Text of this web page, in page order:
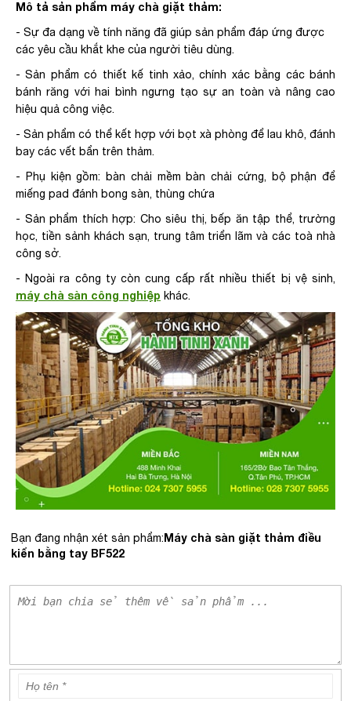
Mô tả sản phẩm máy chà giặt thảm:
- Sự đa dạng về tính năng đã giúp sản phẩm đáp ứng được
các yêu cầu khắt khe của người tiêu dùng.
- Sản phẩm có thiết kế tinh xảo, chính xác bằng các bánh
bánh răng với hai bình ngưng tạo sự an toàn và nâng cao
hiệu quả công việc.
- Sản phẩm có thể kết hợp với bọt xà phòng để lau khô, đánh
bay các vết bẩn trên thảm.
- Phụ kiện gồm: bàn chải mềm bàn chải cứng, bộ phận để
miếng pad đánh bong sàn, thùng chứa
- Sản phẩm thích hợp: Cho siêu thị, bếp ăn tập thể, trường
học, tiền sảnh khách sạn, trung tâm triển lãm và các toà nhà
công sở.
- Ngoài ra công ty còn cung cấp rất nhiều thiết bị vệ sinh,
máy chà sàn công nghiệp khác.
Bạn đang nhận xét sản phẩm:Máy chà sàn giặt thảm điều
kiển bằng tay BF522